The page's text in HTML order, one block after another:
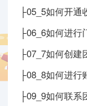
├05_5如何开通
├06_6如何进行
├07_7如何创建
├08_8如何进行
├09_9如何联系